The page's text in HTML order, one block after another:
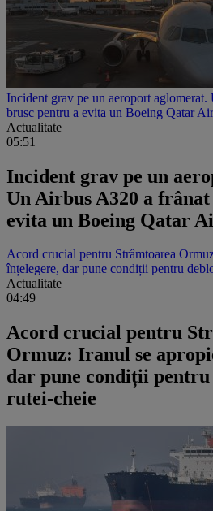
Incident grav pe un aeroport
brusc pentru a evita un Boeing Qatar
Actualitate
05:51
Incident grav pe un
Un Airbus A320 a
evita un Boeing Qatar
Acord crucial pentru Strâmtoarea
înțelegere, dar pune condiții pentru
Actualitate
04:49
Acord crucial pentru
Ormuz: Iranul se
dar pune condiții pentru
rutei-cheie